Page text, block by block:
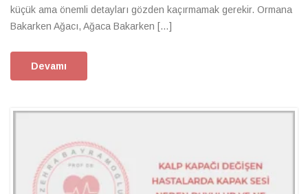
küçük ama önemli detayları gözden kaçırmamak gerekir. Ormana
Bakarken Ağacı, Ağaca Bakarken […]
Devamı